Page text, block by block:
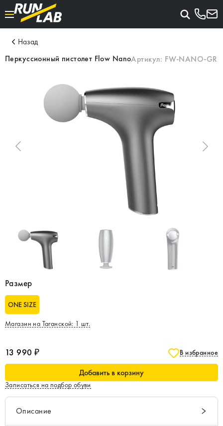
Назад
Перкуссионный пистолет Flow NanoАртикул: FW-NANO-GR
Размер
ONE SIZE
Магазин на Таганской: 1 шт.
13 990 ₽ В избранное
Добавить в корзину
Записаться на подбор обуви
Описание